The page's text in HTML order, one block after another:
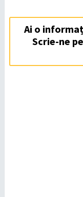
Ai o
Scrie-ne pe